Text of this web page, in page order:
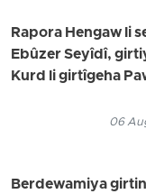
Rapora Hengaw li
Ebûzer Seyîdî,
Kurd li girtîgeha
06
Berdewamiya